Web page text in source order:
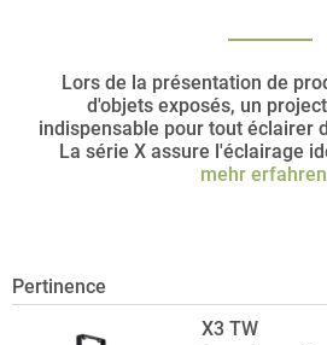
Lors de la présentation de
d'objets exposés, un
indispensable pour tout éclairer
La série X assure l'éclairage
mehr
X3 TW